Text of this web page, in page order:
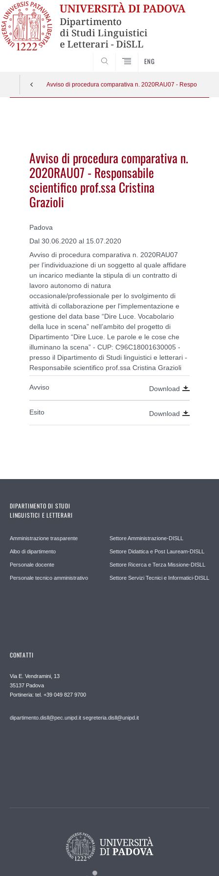
ENG
Avviso di procedura comparativa n. 2020RAU07 -
Avviso di procedura comparativa n.
2020RAU07 - Responsabile
scientifico prof.ssa Cristina
Grazioli
Padova
Dal 30.06.2020 al 15.07.2020
Avviso di procedura comparativa n. 2020RAU07
per l’individuazione di un soggetto al quale affidare
un incarico mediante la stipula di un contratto di
lavoro autonomo di natura
occasionale/professionale per lo svolgimento di
attività di collaborazione per l'implementazione e
gestione del data base “Dire Luce. Vocabolario
della luce in scena” nell’ambito del progetto di
Dipartimento “Dire Luce. Le parole e le cose che
illuminano la scena” - CUP: C96C18001630005 -
presso il Dipartimento di Studi linguistici e letterari -
Responsabile scientifico prof.ssa Cristina Grazioli
Avviso Download
Esito Download
DIPARTIMENTO DI STUDI
LINGUISTICI E LETTERARI
Amministrazione trasparente
Albo di dipartimento
Personale docente
Personale tecnico amministrativo
Settore Amministrazione-DISLL
Settore Didattica e Post Lauream-DISLL
Settore Ricerca e Terza Missione-DISLL
Settore Servizi Tecnici e Informatici-DISLL
CONTATTI
Via E. Vendramini, 13
35137 Padova
Portineria: tel. +39 049 827 9700
dipartimento.disll@pec.unipd.it segreteria.disll@unipd.it